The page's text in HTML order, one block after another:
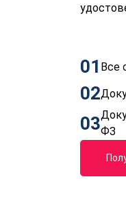
01 Все
02
03ФЗ